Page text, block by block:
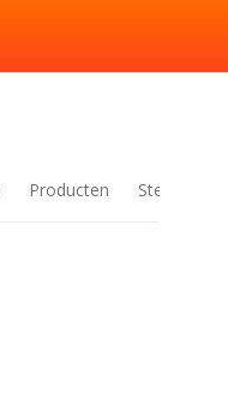
Producten Steden